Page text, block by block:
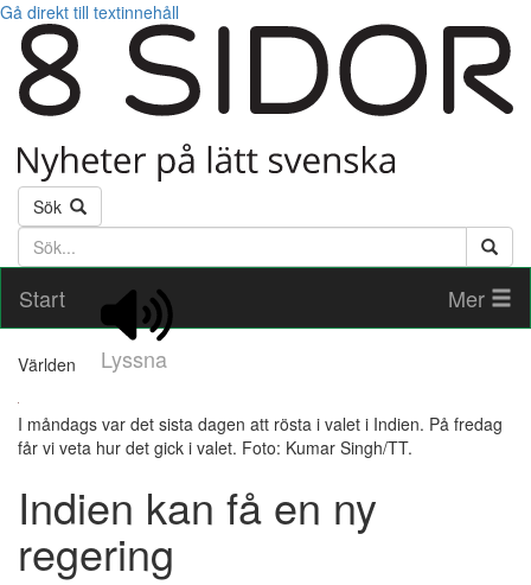
Gå direkt till textinnehåll
Sök
Söktext
Start
Lyssna
Mer
Världen
I måndags var det sista dagen att rösta i valet i Indien. På fredag
får vi veta hur det gick i valet. Foto: Kumar Singh/TT.
Indien kan få en ny
regering